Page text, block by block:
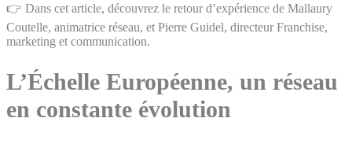
👉 Dans cet article, découvrez le retour d’expérience de Mallaury
Coutelle, animatrice réseau, et Pierre Guidel, directeur Franchise,
marketing et communication.
L’Échelle Européenne, un réseau
en constante évolution